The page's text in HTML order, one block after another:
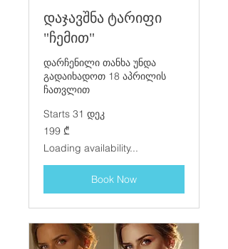
დაჯავშნა ტარიფი
"ჩემით"
დარჩენილი თანხა უნდა
გადაიხადოთ 18 აპრილის
ჩათვლით
Starts 31 დეკ
199
ქართული
199 ₾
Loading availability...
Book Now